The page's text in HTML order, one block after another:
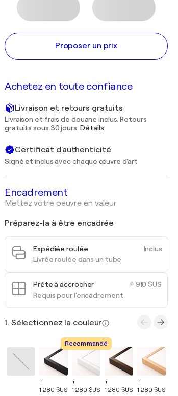
Proposer un prix
Achetez en toute confiance
Livraison et retours gratuits
Livraison et frais de douane inclus. Retours
gratuits sous 30 jours. Détails
Certificat d'authenticité
Signé et inclus avec chaque œuvre d'art
Encadrement
Mettez votre oeuvre en valeur
Préparez-la à être encadrée
Inclus
Expédiée roulée
Livrée roulée dans un tube
+ 910 $US
Prête à accrocher
Requis pour l'encadrement
1. Sélectionnez la couleur
+
1 280 $US
Recommandé
+
1 280 $US
+
1 280 $US
+
1 280 $US